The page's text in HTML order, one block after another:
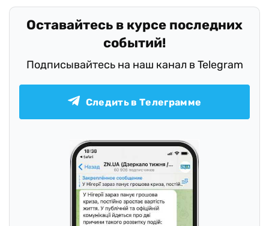
Оставайтесь в курсе последних
событий!
Подписывайтесь на наш канал в Telegram
Следить в Телеграмме